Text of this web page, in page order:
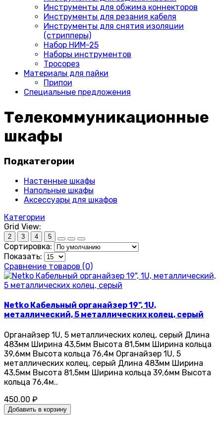
Инструменты для обжима коннекторов
Инструменты для резания кабеля
Инструменты для снятия изоляции
(стрипперы)
Набор НИМ-25
Наборы инструментов
Тросорез
Материалы для пайки
Припои
Специальные предложения
Телекоммуникационные
шкафы
Подкатегории
Настенные шкафы
Напольные шкафы
Аксессуары для шкафов
Категории
Grid View:
2 3 4 5
Сортировка:
Показать:
Сравнение товаров (0)
Netko Кабельный органайзер 19", 1U,
металлический, 5 металлических колец, серый
Органайзер 1U, 5 металлических колец, серый Длина
483мм Ширина 43,5мм Высота 81,5мм Ширина кольца
39,6мм Высота кольца 76,4м Органайзер 1U, 5
металлических колец, серый Длина 483мм Ширина
43,5мм Высота 81,5мм Ширина кольца 39,6мм Высота
кольца 76,4м..
450.00 ₽
Добавить в корзину